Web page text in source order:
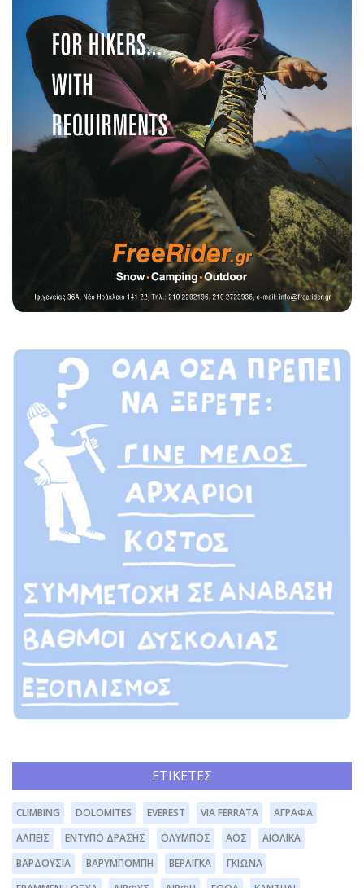
ΕΤΙΚΈΤΕΣ
CLIMBING DOLOMITES EVEREST VIA FERRATA
ΆΓΡΑΦΑ
ΆΛΠΕΙΣ
ΈΝΤΥΠΟ ΔΡΆΣΗΣ ΌΛΥΜΠΟΣ ΑΟΣ
ΑΙΟΛΙΚΆ
ΒΑΡΔΟΎΣΙΑ
ΒΑΡΥΜΠΌΜΠΗ ΒΕΡΛΊΓΚΑ
ΓΚΙΏΝΑ